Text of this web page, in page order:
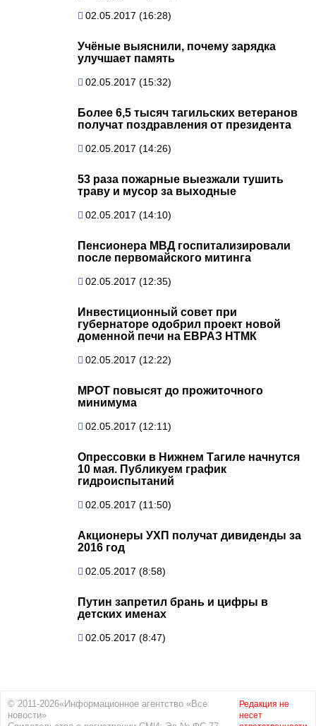
02.05.2017 (16:28)
Учёные выяснили, почему зарядка
улучшает память
02.05.2017 (15:32)
Более 6,5 тысяч тагильских ветеранов
получат поздравления от президента
02.05.2017 (14:26)
53 раза пожарные выезжали тушить
траву и мусор за выходные
02.05.2017 (14:10)
Пенсионера МВД госпитализировали
после первомайского митинга
02.05.2017 (12:35)
Инвестиционный совет при
губернаторе одобрил проект новой
доменной печи на ЕВРАЗ НТМК
02.05.2017 (12:22)
МРОТ повысят до прожиточного
минимума
02.05.2017 (12:11)
Опрессовки в Нижнем Тагиле начнутся
10 мая. Публикуем график
гидроиспытаний
02.05.2017 (11:50)
Акционеры УХП получат дивиденды за
2016 год
02.05.2017 (8:58)
Путин запретил брань и цифры в
детских именах
02.05.2017 (8:47)
© 2011-2026«Информационное агентство «Все
новости»
Редакция не
несет